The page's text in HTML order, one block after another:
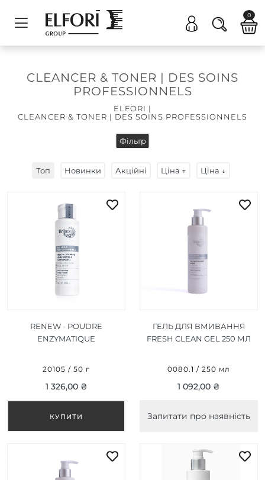
0
CLEANCER & TONER | DES SOINS
PROFESSIONNELS
ELFORI |
CLEANCER & TONER | DES SOINS PROFESSIONNELS
Фільтр
Топ Новинки Акційні Ціна ↑ Ціна ↓
RENEW - POUDRE
ENZYMATIQUE
ПУДРА, 50G
20105 / 50 г
1 326,00 ₴
ГЕЛЬ ДЛЯ ВМИВАННЯ
FRESH CLEAN GEL 250 МЛ
0080.1 / 250 мл
1 092,00 ₴
Запитати про наявність